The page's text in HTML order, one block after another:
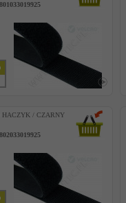
HACZYK / CZARNY